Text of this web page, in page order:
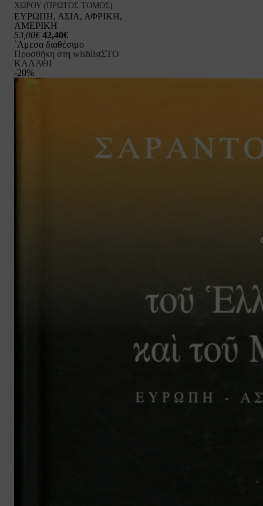
ΧΩΡΟΥ (ΠΡΩΤΟΣ ΤΟΜΟΣ)
ΕΥΡΩΠΗ, ΑΣΙΑ, ΑΦΡΙΚΗ,
ΑΜΕΡΙΚΗ
53,00€ 42,40€
`Αμεσα διαθέσιμο
Προσθήκη στη wishlistΣΤΟ
ΚΑΛΑΘΙ
-20%